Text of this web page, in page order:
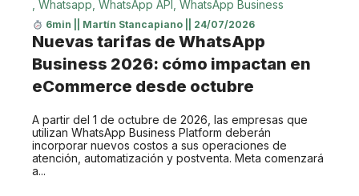
, Whatsapp, WhatsApp API , WhatsApp Business
6min Martín Stancapiano 24/07/2026
Nuevas tarifas de WhatsApp
Business 2026: cómo impactan en
eCommerce desde octubre
A partir del 1 de octubre de 2026, las empresas que
utilizan WhatsApp Business Platform deberán
incorporar nuevos costos a sus operaciones de
atención, automatización y postventa. Meta comenzará
a...